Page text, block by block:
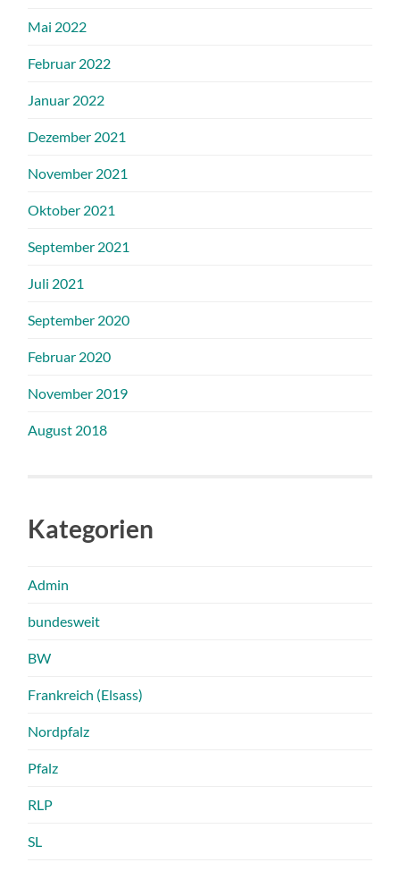
Mai 2022
Februar 2022
Januar 2022
Dezember 2021
November 2021
Oktober 2021
September 2021
Juli 2021
September 2020
Februar 2020
November 2019
August 2018
Kategorien
Admin
bundesweit
BW
Frankreich (Elsass)
Nordpfalz
Pfalz
RLP
SL